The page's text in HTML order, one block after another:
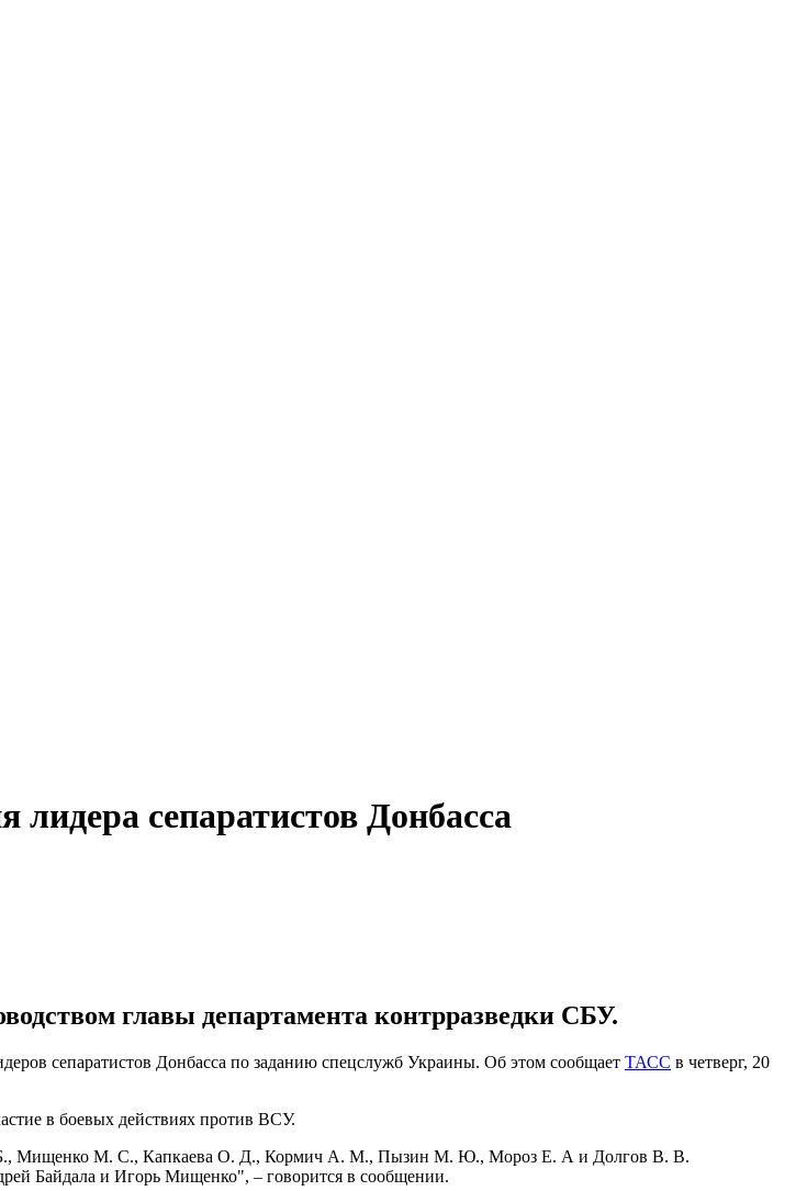
сепаратистов Донбасса
главы департамента контрразведки СБУ.
сепаратистов Донбасса по заданию спецслужб Украины. Об этом сообщает ТАСС в четверг, 20
в боевых действиях против ВСУ.
Б., Мищенко М. С., Капкаева О. Д., Кормич А. М., Пызин М. Ю., Мороз Е. А и Долгов В. В.
Байдала и Игорь Мищенко", – говорится в сообщении.